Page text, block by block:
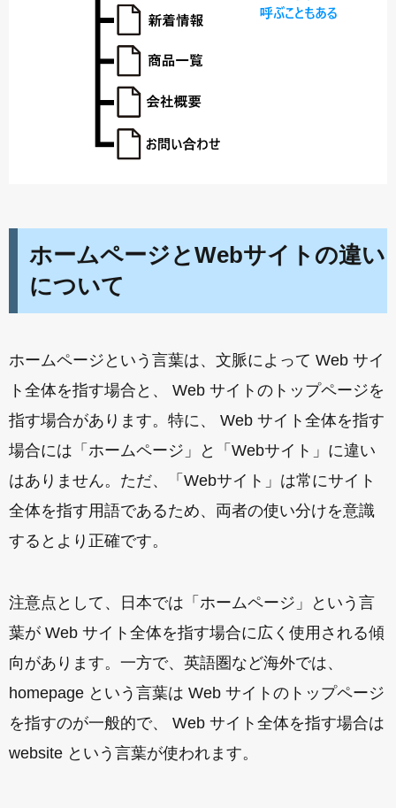
ホームページとWebサイトの違い
について
ホームページという言葉は、文脈によって Web サイ
ト全体を指す場合と、 Web サイトのトップページを
指す場合があります。特に、 Web サイト全体を指す
場合には「ホームページ」と「Webサイト」に違い
はありません。ただ、「Webサイト」は常にサイト
全体を指す用語であるため、両者の使い分けを意識
するとより正確です。
注意点として、日本では「ホームページ」という言
葉が Web サイト全体を指す場合に広く使用される傾
向があります。一方で、英語圏など海外では、
homepage という言葉は Web サイトのトップページ
を指すのが一般的で、 Web サイト全体を指す場合は
website という言葉が使われます。